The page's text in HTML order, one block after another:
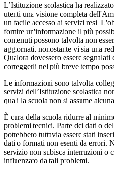
L’Istituzione scolastica ha
utenti una visione completa
un facile accesso ai servizi resi.
fornire un'informazione il più
contenuti possono talvolta non
aggiornati, nonostante vi sia una
Qualora dovessero essere
correggerli nel più breve tempo
Le informazioni sono talvolta
servizi dell’Istituzione scolastica
quali la scuola non si assume
È cura della scuola ridurre al
problemi tecnici. Parte dei dati o
potrebbero tuttavia essere stati
dati o formati non esenti da errori.
servizio non subisca interruzioni o
influenzato da tali problemi.